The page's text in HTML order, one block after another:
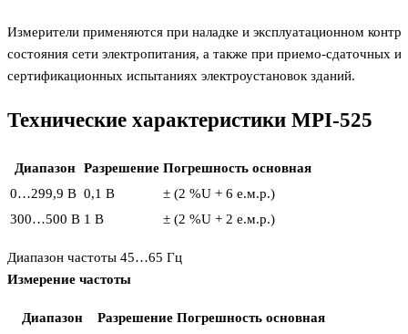
Измерители применяются при наладке и эксплуатационном
состояния сети электропитания, а также при приемо-сдаточных и
сертификационных испытаниях электроустановок зданий.
Технические характеристики MPI-525
Диапазон Разрешение Погрешность основная
0…299,9 В 0,1 В
± (2 %U + 6 е.м.р.)
300…500 В 1 В ± (2 %U + 2 е.м.р.)
Диапазон частоты 45…65 Гц
Измерение частоты
Диапазон Разрешение Погрешность основная